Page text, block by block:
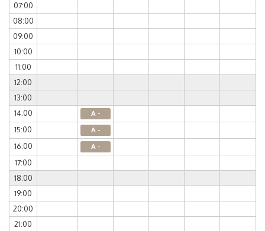
07:00
08:00
09:00
10:00
11:00
12:00
13:00
14:00
A -
15:00 A -
16:00 A -
17:00
18:00
19:00
20:00
21:00